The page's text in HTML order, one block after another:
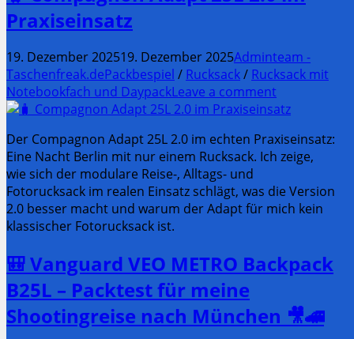
Praxiseinsatz
19. Dezember 202519. Dezember 2025Adminteam -
Taschenfreak.dePackbespiel / Rucksack/ Rucksack mit
Notebookfach und DaypackLeave a comment
Der Compagnon Adapt 25L 2.0 im echten Praxiseinsatz:
Eine Nacht Berlin mit nur einem Rucksack. Ich zeige,
wie sich der modulare Reise-, Alltags- und
Fotorucksack im realen Einsatz schlägt, was die Version
2.0 besser macht und warum der Adapt für mich kein
klassischer Fotorucksack ist.
🎒 Vanguard VEO METRO Backpack
B25L – Packtest für meine
Shootingreise nach München 🎥🚄